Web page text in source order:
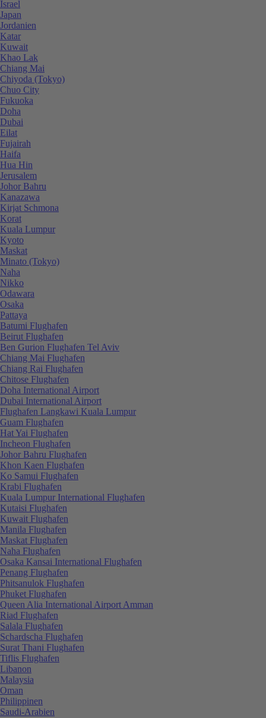
Israel
Japan
Jordanien
Katar
Kuwait
Khao Lak
Chiang Mai
Chiyoda (Tokyo)
Chuo City
Fukuoka
Doha
Dubai
Eilat
Fujairah
Haifa
Hua Hin
Jerusalem
Johor Bahru
Kanazawa
Kirjat Schmona
Korat
Kuala Lumpur
Kyoto
Maskat
Minato (Tokyo)
Naha
Nikko
Odawara
Osaka
Pattaya
Batumi Flughafen
Beirut Flughafen
Ben Gurion Flughafen Tel Aviv
Chiang Mai Flughafen
Chiang Rai Flughafen
Chitose Flughafen
Doha International Airport
Dubai International Airport
Flughafen Langkawi Kuala Lumpur
Guam Flughafen
Hat Yai Flughafen
Incheon Flughafen
Johor Bahru Flughafen
Khon Kaen Flughafen
Ko Samui Flughafen
Krabi Flughafen
Kuala Lumpur International Flughafen
Kutaisi Flughafen
Kuwait Flughafen
Manila Flughafen
Maskat Flughafen
Naha Flughafen
Osaka Kansai International Flughafen
Penang Flughafen
Phitsanulok Flughafen
Phuket Flughafen
Queen Alia International Airport Amman
Riad Flughafen
Salala Flughafen
Schardscha Flughafen
Surat Thani Flughafen
Tiflis Flughafen
Libanon
Malaysia
Oman
Philippinen
Saudi-Arabien